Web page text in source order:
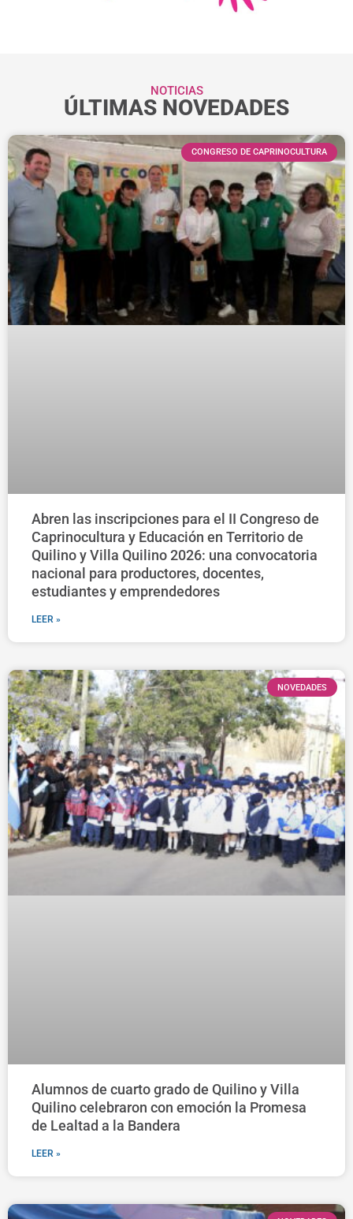
NOTICIAS
ÚLTIMAS NOVEDADES
CONGRESO DE CAPRINOCULTURA
Abren las inscripciones para el II Congreso de
Caprinocultura y Educación en Territorio de
Quilino y Villa Quilino 2026: una convocatoria
nacional para productores, docentes,
estudiantes y emprendedores
LEER »
NOVEDADES
Alumnos de cuarto grado de Quilino y Villa
Quilino celebraron con emoción la Promesa
de Lealtad a la Bandera
LEER »